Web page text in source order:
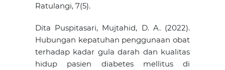
Ratulangi, 7(5).
Dita Puspitasari, Mujtahid, D. A. (2022).
Hubungan kepatuhan penggunaan obat
terhadap kadar gula darah dan kualitas
hidup pasien diabetes mellitus di